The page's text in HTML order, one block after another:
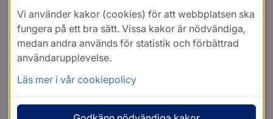
Vi använder kakor (cookies) för att webbplatsen ska
fungera på ett bra sätt. Vissa kakor är nödvändiga,
medan andra används för statistik och förbättrad
användarupplevelse.
Läs mer i vår cookiepolicy